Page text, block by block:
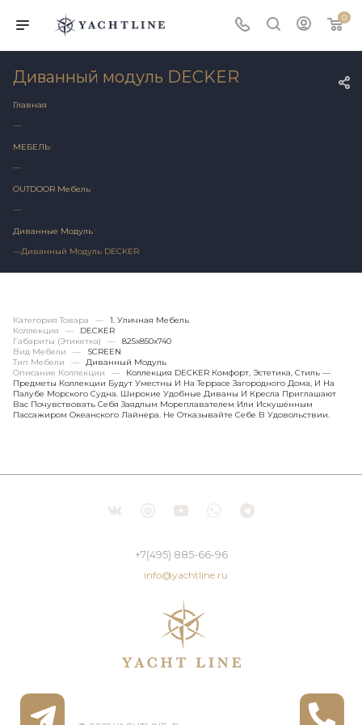
0
Диванный модуль DECKER
Главная
—
МЕБЕЛЬ
—
OUTDOOR Мебель
—
Диванные Модуль
—Диванный Модуль DECKER
Категория Товара —
1. Уличная Мебель
Коллекция
—
DECKER
Габариты (этикетка)
—
825х850x740
Вид Мебели
—
SCREEN
Тип Мебели
—
Диванный Модуль
Описание Коллекции
—
Коллекция DECKER Комфорт, Эстетика, Стиль —
Предметы Коллекции Будут Уместны И На Террасе Загородного Дома, И На
Палубе Морского Судна. Широкие Удобные Диваны И Кресла Приглашают
Вас Почувствовать Себя Заядлым Мореплавателем Или Искушённым
Пассажиром Океанского Лайнера. Не Отказывайте Себе В Удовольствии.
+7(495) 885-66-96
info@yachtline.ru